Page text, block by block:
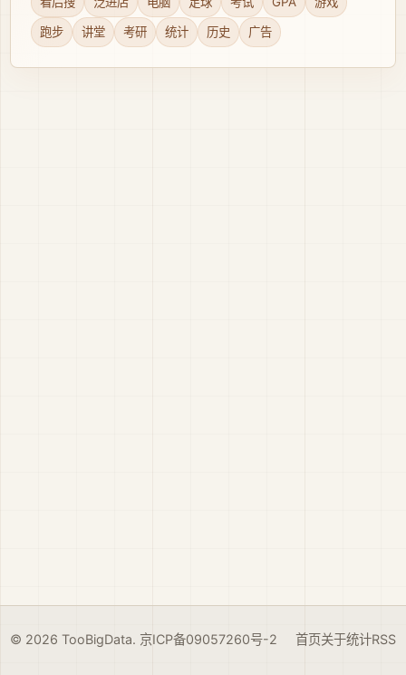
跑步 讲堂 考研 统计 历史 广告
© 2026 TooBigData. 京ICP备09057260号-2 首页关于统计RSS